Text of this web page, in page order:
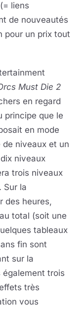
(= liens
de nouveautés
pour un prix tout
Must Die 2
en regard
principe que le
en mode
de niveaux et un
niveaux
trois niveaux
Sur la
des heures,
total (soit une
tableaux
fin sont
sur la
trois
très
vous